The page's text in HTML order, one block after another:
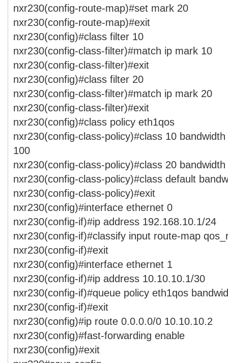
nxr230(config-route-map)#set mark 20
nxr230(config-route-map)#exit
nxr230(config)#class filter 10
nxr230(config-class-filter)#match ip mark 10
nxr230(config-class-filter)#exit
nxr230(config)#class filter 20
nxr230(config-class-filter)#match ip mark 20
nxr230(config-class-filter)#exit
nxr230(config)#class policy eth1qos
nxr230(config-class-policy)#class 10
100
nxr230(config-class-policy)#class 20
nxr230(config-class-policy)#class default
nxr230(config-class-policy)#exit
nxr230(config)#interface ethernet 0
nxr230(config-if)#ip address 192.168.10.1/24
nxr230(config-if)#classify input route-map
nxr230(config-if)#exit
nxr230(config)#interface ethernet 1
nxr230(config-if)#ip address 10.10.10.1/30
nxr230(config-if)#queue policy eth1qos
nxr230(config-if)#exit
nxr230(config)#ip route 0.0.0.0/0 10.10.10.2
nxr230(config)#fast-forwarding enable
nxr230(config)#exit